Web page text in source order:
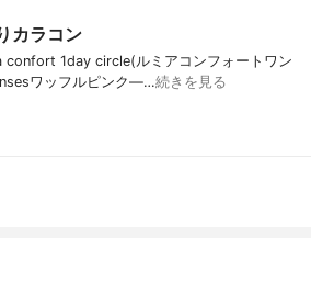
カラコン
1day circle(ルミアコンフォートワン
ワッフルピンク⁡—…続きを見る